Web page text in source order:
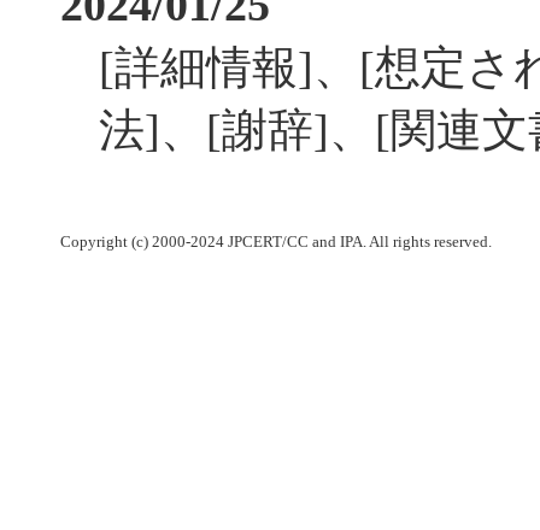
[詳細情報]、[想定さ
法]、[謝辞]、[関連
Copyright (c) 2000-2024 JPCERT/CC and IPA. All rights reserved.